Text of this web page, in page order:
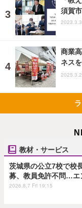
須賀
商業
ネス
教材・サービス
茨城県の公立7校で校
募、教員免許不問…エ
2026.8.7 Fri 19:15